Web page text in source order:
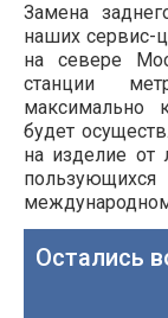
Замена
наших сервис-
на севере
станции
максимально
будет
на изделие от
Остались